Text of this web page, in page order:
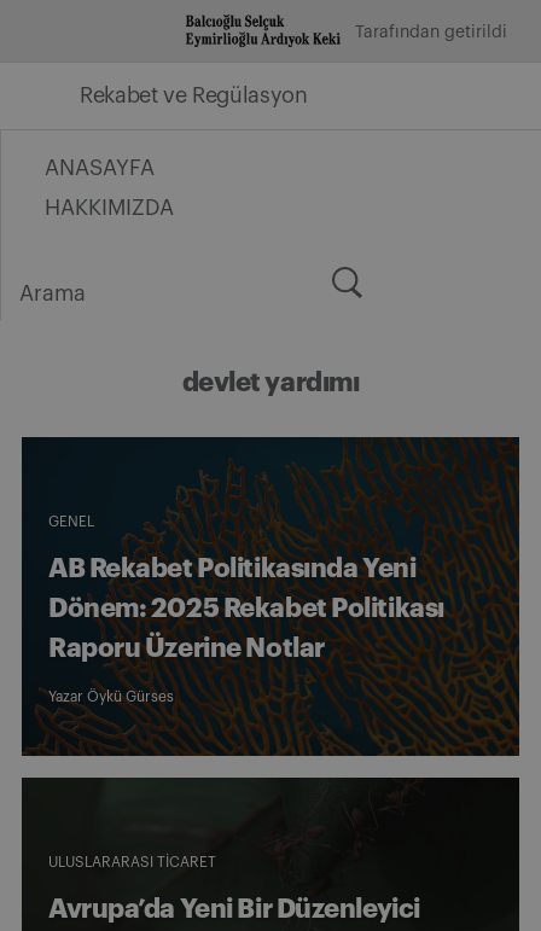
Tarafından getirildi
Rekabet ve Regülasyon
ANASAYFA
HAKKIMIZDA
for:
devlet yardımı
GENEL
AB Rekabet Politikasında Yeni
Dönem: 2025 Rekabet Politikası
Raporu Üzerine Notlar
Yazar Öykü Gürses
ULUSLARARASI TICARET
Avrupa’da Yeni Bir Düzenleyici